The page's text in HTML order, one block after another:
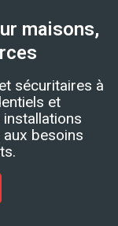
maisons,
sécuritaires à
et
besoins